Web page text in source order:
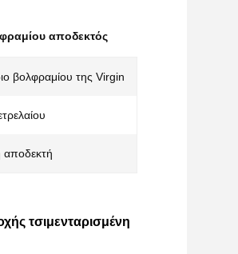
αποδεκτός
βολφραμίου της Virgin
τσιμενταρισμένη